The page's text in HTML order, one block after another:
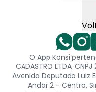
O App Konsi
CADASTRO LTDA,
Avenida Deputado Luiz
Andar 2 - Centro,